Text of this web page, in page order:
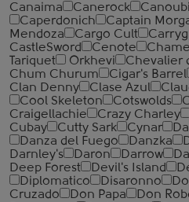
Canaima
Canerock
Caperdonich
Captain
Mendoza
Cargo Cult
CastleSword
Cenote
Tariquet
Orkhevi Chevalier
Chum Churum
Cigar's Barrel
Clan Denny
Clase Azul
Cool Skeleton
Cotswolds
Craigellachie
Crazy Charley
Cubay
Cutty Sark Cynar
Danza del Fuego
Danzka
Darnley's
Daron Darrow
Deep Forest
Devil's Island
Diplomatico
Disaronno
Cruzado
Don Papa Don